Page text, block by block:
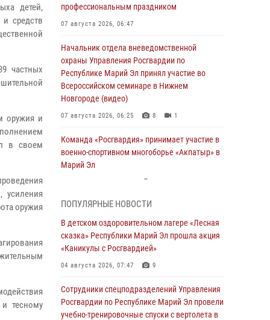
детей,
средств
частных
оружия и
в своем
усиления
оружия
тесному
профессиональным праздником
07 августа 2026, 06:47
Начальник отдела вневедомственной
охраны Управления Росгвардии по
Республике Марий Эл принял участие во
Всероссийском семинаре в Нижнем
Новгороде (видео)
07 августа 2026, 06:25 8 1
Команда «Росгвардия» принимает участие в
военно-спортивном многоборье «Акпатыр» в
Марий Эл
Представитель вневедомственной охраны
Управления Росгвардии по Республике
Марий Эл принял участие в учебно-
методическом сборе Росгвардии в Ижевске
06 августа 2026, 09:37 10
В Марий Эл сотрудники ЛРР Росгвардии за
прошедший месяц провели более 90
проверок мест хранения гражданского
ПОПУЛЯРНЫЕ НОВОСТИ
В детском оздоровительном лагере «Лесная
сказка» Республики Марий Эл прошла акция
«Каникулы с Росгвардией»
04 августа 2026, 07:47 9
Сотрудники спецподразделений Управления
Росгвардии по Республике Марий Эл провели
учебно-тренировочные спуски с вертолета в